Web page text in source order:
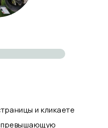
и кликаете